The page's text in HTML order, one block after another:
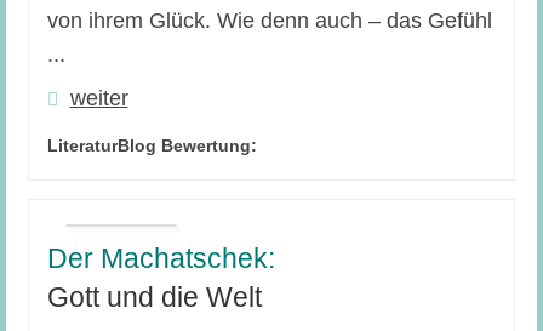
von ihrem Glück. Wie denn auch – das Gefühl
...
weiter
LiteraturBlog Bewertung:
Der Machatschek:
Gott und die Welt